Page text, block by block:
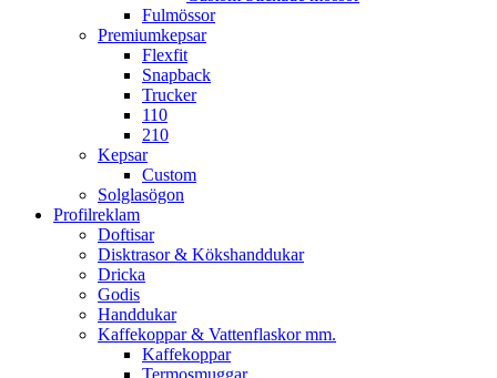
Fulmössor
Premiumkepsar
Flexfit
Snapback
Trucker
110
210
Kepsar
Custom
Solglasögon
Profilreklam
Doftisar
Disktrasor & Kökshanddukar
Dricka
Godis
Handdukar
Kaffekoppar & Vattenflaskor mm.
Kaffekoppar
Termosmuggar